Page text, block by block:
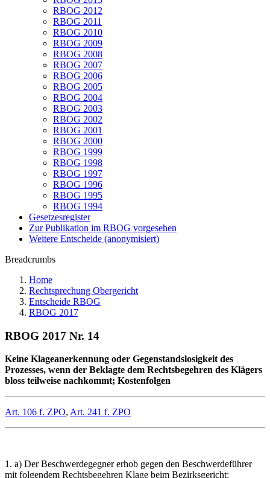
RBOG 2012
RBOG 2011
RBOG 2010
RBOG 2009
RBOG 2008
RBOG 2007
RBOG 2006
RBOG 2005
RBOG 2004
RBOG 2003
RBOG 2002
RBOG 2001
RBOG 2000
RBOG 1999
RBOG 1998
RBOG 1997
RBOG 1996
RBOG 1995
RBOG 1994
Gesetzesregister
Zur Publikation im RBOG vorgesehen
Weitere Entscheide (anonymisiert)
Breadcrumbs
Home
Rechtsprechung Obergericht
Entscheide RBOG
RBOG 2017
RBOG 2017 Nr. 14
Keine Klageanerkennung oder Gegenstandslosigkeit des
Prozesses, wenn der Beklagte dem Rechtsbegehren des Klägers
bloss teilweise nachkommt; Kostenfolgen
Art. 106 f. ZPO, Art. 241 f. ZPO
1. a) Der Beschwerdegegner erhob gegen den Beschwerdeführer
mit folgendem Rechtsbegehren Klage beim Bezirksgericht: